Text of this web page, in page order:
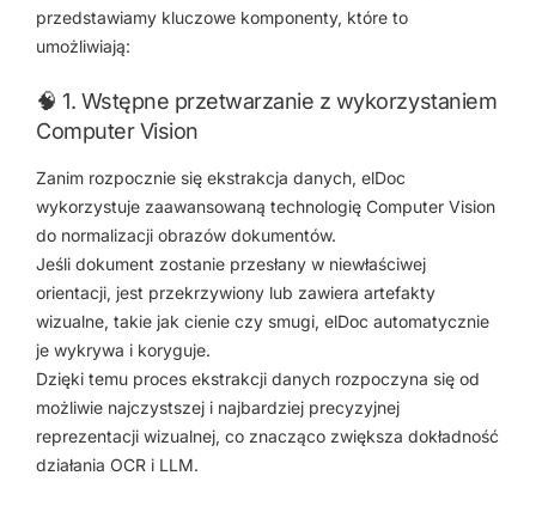
przedstawiamy kluczowe komponenty, które to
umożliwiają:
🧠 1. Wstępne przetwarzanie z wykorzystaniem
Computer Vision
Zanim rozpocznie się ekstrakcja danych, elDoc
wykorzystuje zaawansowaną technologię Computer Vision
do normalizacji obrazów dokumentów.
Jeśli dokument zostanie przesłany w niewłaściwej
orientacji, jest przekrzywiony lub zawiera artefakty
wizualne, takie jak cienie czy smugi, elDoc automatycznie
je wykrywa i koryguje.
Dzięki temu proces ekstrakcji danych rozpoczyna się od
możliwie najczystszej i najbardziej precyzyjnej
reprezentacji wizualnej, co znacząco zwiększa dokładność
działania OCR i LLM.